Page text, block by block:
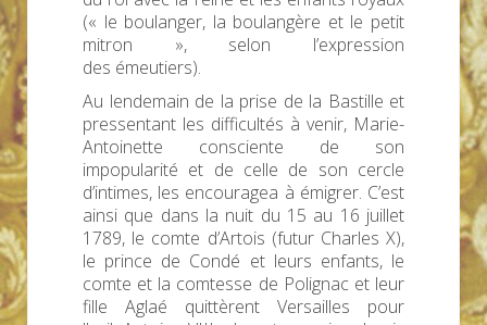
(« le boulanger, la boulangère et le petit
mitron », selon l’expression
des émeutiers).
Au lendemain de la prise de la Bastille et
pressentant les difficultés à venir, Marie-
Antoinette consciente de son
impopularité et de celle de son cercle
d’intimes, les encouragea à émigrer. C’est
ainsi que dans la nuit du 15 au 16 juillet
1789, le comte d’Artois (futur Charles X),
le prince de Condé et leurs enfants, le
comte et la comtesse de Polignac et leur
fille Aglaé quittèrent Versailles pour